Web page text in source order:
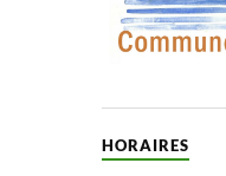
HORAIRES